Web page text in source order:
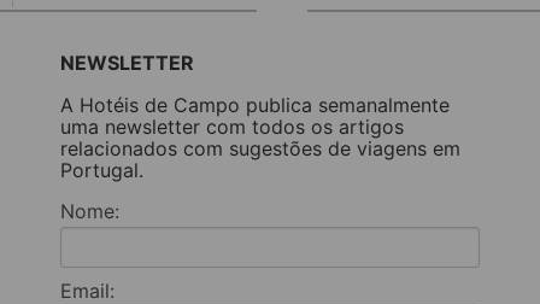
NEWSLETTER
A Hotéis de Campo publica semanalmente
uma newsletter com todos os artigos
relacionados com sugestões de viagens em
Portugal.
Nome:
Email: